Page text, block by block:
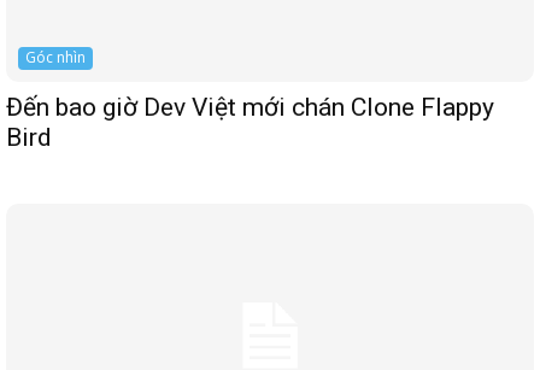
Góc nhìn
Đến bao giờ Dev Việt mới chán Clone Flappy
Bird